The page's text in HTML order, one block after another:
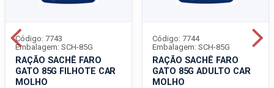
RAÇÃO SACHÊ FARO
GATO 85G FILHOTE CAR
MOLHO
Código: 7743
Embalagem: SCH-85G
RAÇÃO SACHÊ FARO
GATO 85G ADULTO CAR
MOLHO
Código: 7744
Embalagem: SCH-85G